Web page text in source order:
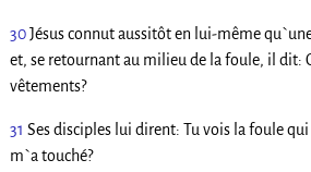
30Jésus connut aussitôt en lui-même
et, se retournant au milieu de la foule, il dit:
vêtements?
31 Ses disciples lui dirent: Tu vois la foule
m`a touché?